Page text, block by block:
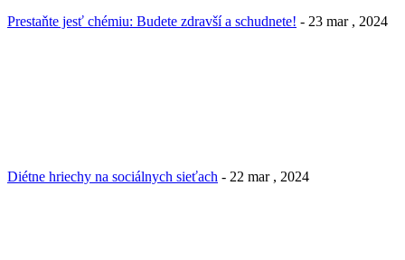
Prestaňte jesť chémiu: Budete zdravší a schudnete! - 23 mar , 2024
Diétne hriechy na sociálnych sieťach - 22 mar , 2024